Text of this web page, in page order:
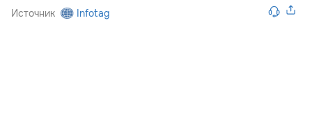
Источник Infotag